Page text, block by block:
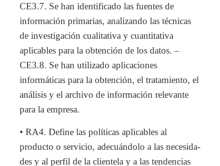
CE3.7. Se han identificado las fuentes de
información primarias, analizando las técnicas
de investigación cualitativa y cuantitativa
aplicables para la obtención de los datos. –
CE3.8. Se han utilizado aplicaciones
informáticas para la obtención, el tratamiento, el
análisis y el archivo de información relevante
para la empresa.
• RA4. Define las políticas aplicables al
producto o servicio, adecuándolo a las necesida-
des y al perfil de la clientela y a las tendencias